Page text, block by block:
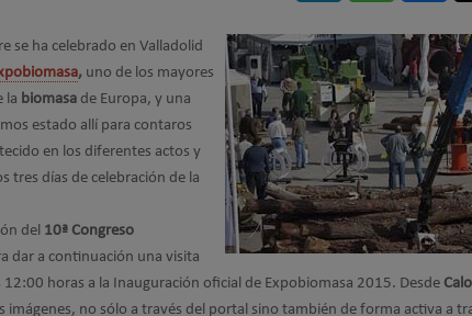
se ha celebrado en Valladolid
, uno de los mayores
la biomasa de Europa, y una
estado allí para contaros
en los diferentes actos y
tres días de celebración de la
del 10ª Congreso
dar a continuación una visita
12:00 horas a la Inauguración oficial de Expobiomasa 2015. Desde
no sólo a través del portal sino también de forma activa a